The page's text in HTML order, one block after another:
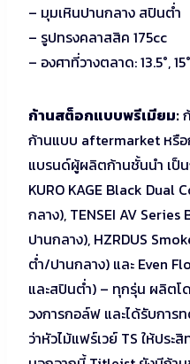
– มุมเหินปานกลาง สปินต่ำ
– รูปทรงคลาสสิค 175cc
– องศาที่วางตลาด: 13.5°,
ก้านสต็อกแบบพรีเมียม:
ก้านแบบ aftermarket หรื
แบรนด์ผู้ผลิตก้านชั้นนำ เป็
KURO KAGE Black Dual
กลาง), TENSEI AV
ปานกลาง), HZRDUS
ต่ำ/ปานกลาง) และ Even
และสปินต่ำ) – ทุกรุ่น ผลิต
วงการกอล์ฟ และได้รับการ
ว่าหัวไม้แฟร์เวย์ TS ให้ปร